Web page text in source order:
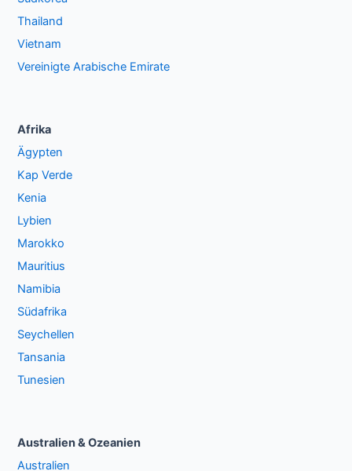
Thailand
Vietnam
Vereinigte Arabische Emirate
Afrika
Ägypten
Kap Verde
Kenia
Lybien
Marokko
Mauritius
Namibia
Südafrika
Seychellen
Tansania
Tunesien
Australien & Ozeanien
Australien